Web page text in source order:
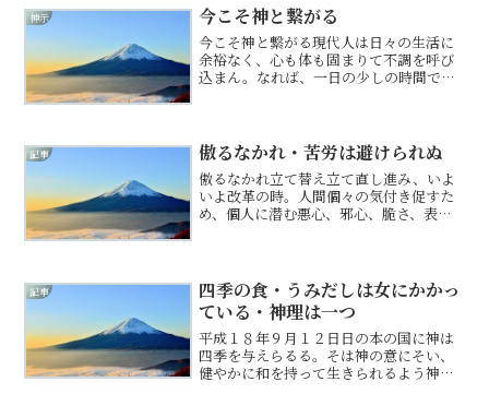
神示 今こそ神と繋がる
今こそ神と繋がる現代人は日々の生活に
余裕なく、心も体も固まりて不調を呼び
込まん。なれば、一日の少しの時間で
氣、体内に流れんとす。そは一...
記事 傲るなかれ・苦労は避けられぬ
傲るなかれ立て替え立て直し進み、いよ
いよ改革の時。人間個々の気付き促すた
め、個人に潜む悪心、邪心、脆さ、表面
やすく悪へと引きずられる...
記事
四季の食・うみだしは女にかかっ
ている・神理は一つ
平成１８年９月１２日日の本の国に神は
四季を与えらるる。そは神の意にそい、
健やかに和を持って生きられるよう神は